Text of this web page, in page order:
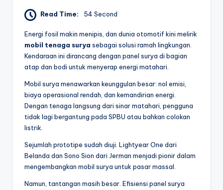
Read Time: 54 Second
Energi fosil makin menipis, dan dunia otomotif kini melirik
mobil tenaga surya sebagai solusi ramah lingkungan.
Kendaraan ini dirancang dengan panel surya di bagian
atap dan bodi untuk menyerap energi matahari.
Mobil surya menawarkan keunggulan besar: nol emisi,
biaya operasional rendah, dan kemandirian energi.
Dengan tenaga langsung dari sinar matahari, pengguna
tidak lagi bergantung pada SPBU atau bahkan colokan
listrik.
Sejumlah prototipe sudah diuji. Lightyear One dari
Belanda dan Sono Sion dari Jerman menjadi pionir dalam
mengembangkan mobil surya untuk pasar massal.
Namun, tantangan masih besar. Efisiensi panel surya